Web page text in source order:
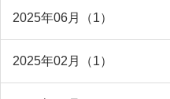
2025年06月（1）
2025年02月（1）